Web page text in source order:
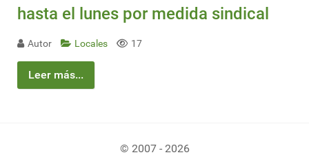
hasta el lunes por medida sindical
Autor Locales 17
Leer más...
© 2007 - 2026